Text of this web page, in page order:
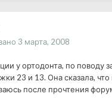
3 марта, 2008
у ортодонта, по поводу
23 и 13. Она сказала, что
после прочтения